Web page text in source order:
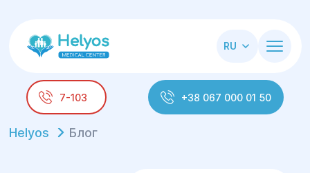
RU
7-103 +38 067 000 01 50
Helyos Блог